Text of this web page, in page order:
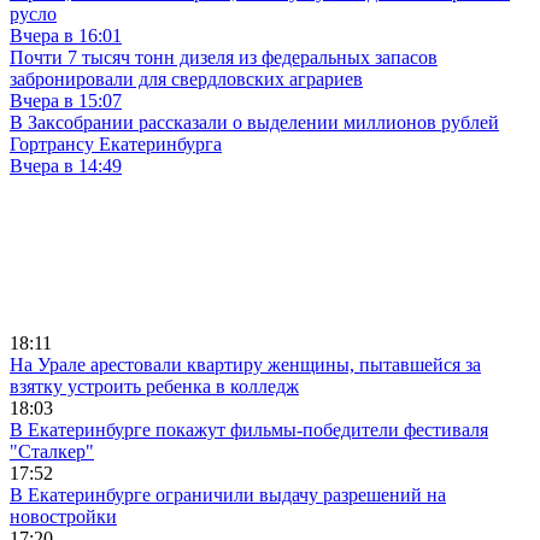
русло
Вчера в 16:01
Почти 7 тысяч тонн дизеля из федеральных запасов
забронировали для свердловских аграриев
Вчера в 15:07
В Заксобрании рассказали о выделении миллионов рублей
Гортрансу Екатеринбурга
Вчера в 14:49
18:11
На Урале арестовали квартиру женщины, пытавшейся за
взятку устроить ребенка в колледж
18:03
В Екатеринбурге покажут фильмы-победители фестиваля
"Сталкер"
17:52
В Екатеринбурге ограничили выдачу разрешений на
новостройки